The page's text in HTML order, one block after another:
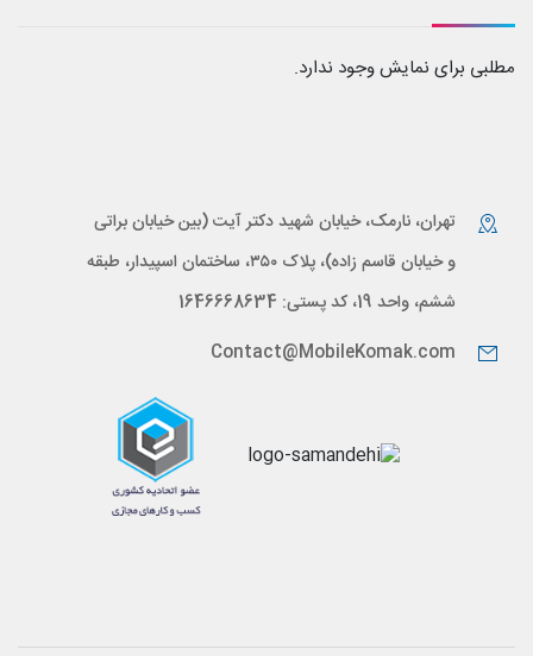
مطلبی برای نمایش وجود ندارد.
تهران، نارمک، خیابان شهید دکتر آیت (بین خیابان براتی
و خیابان قاسم زاده)، پلاک ۳۵۰، ساختمان اسپیدار، طبقه
ششم، واحد 19، کد پستی: 1646668634
Contact@MobileKomak.com